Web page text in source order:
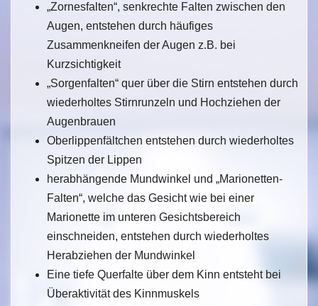
„Zornesfalten“, senkrechte Falten zwischen den
Augen, entstehen durch häufiges
Zusammenkneifen der Augen z.B. bei
Kurzsichtigkeit
„Sorgenfalten“ quer über die Stirn entstehen durch
wiederholtes Stirnrunzeln und Hochziehen der
Augenbrauen
Oberlippenfältchen entstehen durch wiederholtes
Spitzen der Lippen
herabhängende Mundwinkel und „Marionetten-
Falten“, welche das Gesicht wie bei einer
Marionette im unteren Gesichtsbereich
einschneiden, entstehen durch wiederholtes
Herabziehen der Mundwinkel
Eine tiefe Querfalte über dem Kinn entsteht bei
Überaktivität des Kinnmuskels